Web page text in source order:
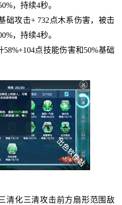
，持续4秒。
础攻击+ 732点木系伤害，被击
，持续4秒。
点技能伤害和50%基础
清化三清攻击前方扇形范围敌